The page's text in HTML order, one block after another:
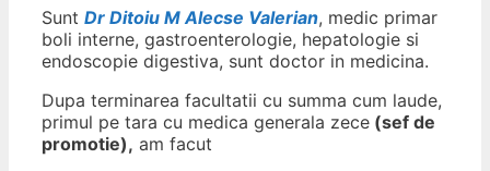
Sunt Dr Ditoiu M Alecse Valerian, medic primar
boli interne, gastroenterologie, hepatologie si
endoscopie digestiva, sunt doctor in medicina.
Dupa terminarea facultatii cu summa cum laude,
primul pe tara cu medica generala zece (sef de
promotie), am facut